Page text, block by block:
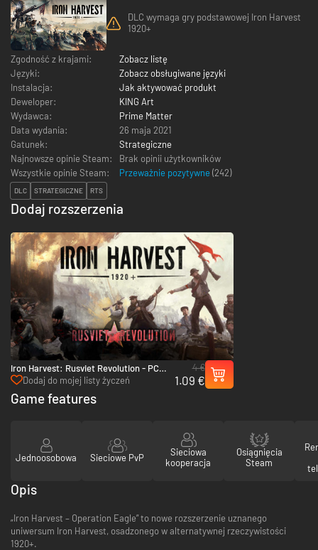
DLC wymaga gry podstawowej Iron Harvest
1920+
Zgodność z krajami:
Zobacz listę
Języki:
Zobacz obsługiwane języki
Instalacja:
Jak aktywować produkt
Deweloper:
KING Art
Wydawca:
Prime Matter
Data wydania:
26 maja 2021
Gatunek:
Strategiczne
Najnowsze opinie Steam:
Brak opinii użytkowników
Wszystkie opinie Steam:
Przeważnie pozytywne (242)
DLC STRATEGICZNE RTS
Dodaj rozszerzenia
Iron Harvest: Rusviet Revolution - PC
(Steam)
Dodaj do mojej listy życzeń
4 €
1.09 €
Game features
Jednoosobowa Sieciowe PvP
Sieciowa
kooperacja
Osiągnięcia
Steam
Opis
„Iron Harvest – Operation Eagle” to nowe rozszerzenie uznanego
uniwersum Iron Harvest, osadzonego w alternatywnej rzeczywistości
1920+.